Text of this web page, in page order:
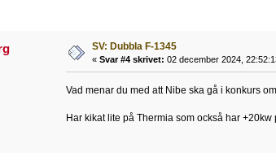
SV: Dubbla F-1345
« Svar #4 skrivet: 02 december 2024,
Vad menar du med att Nibe ska gå i konkurs
Har kikat lite på Thermia som också har